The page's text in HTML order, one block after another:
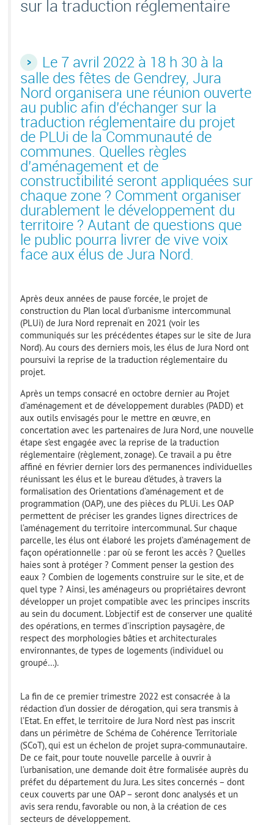
sur la traduction réglementaire
Le 7 avril 2022 à 18 h 30 à la
salle des fêtes de Gendrey, Jura
Nord organisera une réunion ouverte
au public afin d’échanger sur la
traduction réglementaire du projet
de PLUi de la Communauté de
communes. Quelles règles
d’aménagement et de
constructibilité seront appliquées sur
chaque zone ? Comment organiser
durablement le développement du
territoire ? Autant de questions que
le public pourra livrer de vive voix
face aux élus de Jura Nord.
Après deux années de pause forcée, le projet de
construction du Plan local d’urbanisme intercommunal
(PLUi) de Jura Nord reprenait en 2021 (voir les
communiqués sur les précédentes étapes sur le site de Jura
Nord). Au cours des derniers mois, les élus de Jura Nord ont
poursuivi la reprise de la traduction réglementaire du
projet.
Après un temps consacré en octobre dernier au Projet
d’aménagement et de développement durables (PADD) et
aux outils envisagés pour le mettre en œuvre, en
concertation avec les partenaires de Jura Nord, une nouvelle
étape s’est engagée avec la reprise de la traduction
réglementaire (règlement, zonage). Ce travail a pu être
affiné en février dernier lors des permanences individuelles
réunissant les élus et le bureau d’études, à travers la
formalisation des Orientations d’aménagement et de
programmation (OAP), une des pièces du PLUi. Les OAP
permettent de préciser les grandes lignes directrices de
l’aménagement du territoire intercommunal. Sur chaque
parcelle, les élus ont élaboré les projets d’aménagement de
façon opérationnelle : par où se feront les accès ? Quelles
haies sont à protéger ? Comment penser la gestion des
eaux ? Combien de logements construire sur le site, et de
quel type ? Ainsi, les aménageurs ou propriétaires devront
développer un projet compatible avec les principes inscrits
au sein du document. L’objectif est de conserver une qualité
des opérations, en termes d’inscription paysagère, de
respect des morphologies bâties et architecturales
environnantes, de types de logements (individuel ou
groupé…).
La fin de ce premier trimestre 2022 est consacrée à la
rédaction d’un dossier de dérogation, qui sera transmis à
l’Etat. En effet, le territoire de Jura Nord n’est pas inscrit
dans un périmètre de Schéma de Cohérence Territoriale
(SCoT), qui est un échelon de projet supra-communautaire.
De ce fait, pour toute nouvelle parcelle à ouvrir à
l’urbanisation, une demande doit être formalisée auprès du
préfet du département du Jura. Les sites concernés – dont
ceux couverts par une OAP – seront donc analysés et un
avis sera rendu, favorable ou non, à la création de ces
secteurs de développement.